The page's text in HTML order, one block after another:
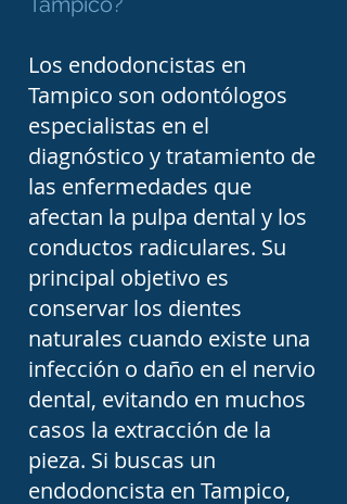
afectados.
Los endodoncistas
también realizan
retratamientos de
conductos cuando un
tratamiento previo no ha
tenido éxito o aparece
nuevamente una
infección. En estos casos,
el especialista retira el
material previamente
Los endodoncistas en
Tampico son odontólogos
especialistas en el
diagnóstico y tratamiento de
las enfermedades que
afectan la pulpa dental y los
conductos radiculares. Su
principal objetivo es
conservar los dientes
naturales cuando existe una
infección o daño en el nervio
dental, evitando en muchos
casos la extracción de la
pieza. Si buscas un
endodoncista en Tampico,